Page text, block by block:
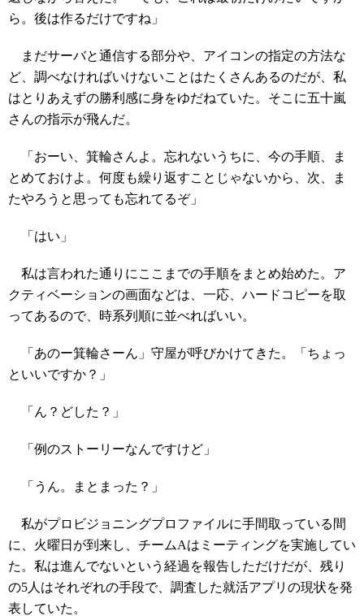
ら。後は作るだけですね」
まだサーバと通信する部分や、アイコンの指定の方法な
ど、調べなければいけないことはたくさんあるのだが、私
はとりあえずの勝利感に身をゆだねていた。そこに五十嵐
さんの指示が飛んだ。
「おーい、箕輪さんよ。忘れないうちに、今の手順、ま
とめておけよ。何度も繰り返すことじゃないから、次、ま
たやろうと思っても忘れてるぞ」
「はい」
私は言われた通りにここまでの手順をまとめ始めた。ア
クティベーションの画面などは、一応、ハードコピーを取
ってあるので、時系列順に並べればいい。
「あのー箕輪さーん」守屋が呼びかけてきた。「ちょっ
といいですか？」
「ん？どした？」
「例のストーリーなんですけど」
「うん。まとまった？」
私がプロビジョニングプロファイルに手間取っている間
に、火曜日が到来し、チームAはミーティングを実施してい
た。私は進んでないという経過を報告しただけだが、残り
の5人はそれぞれの手段で、調査した就活アプリの現状を発
表していた。